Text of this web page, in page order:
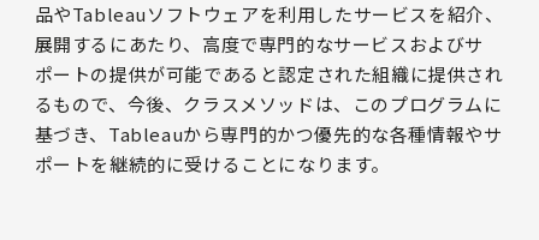
品やTableauソフトウェアを利用したサービスを紹介、
展開するにあたり、高度で専門的なサービスおよびサ
ポートの提供が可能であると認定された組織に提供され
るもので、今後、クラスメソッドは、このプログラムに
基づき、Tableauから専門的かつ優先的な各種情報やサ
ポートを継続的に受けることになります。